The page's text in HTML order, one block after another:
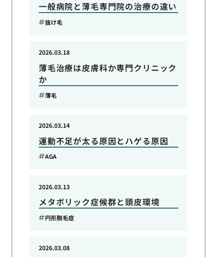
一般病院と薄毛専門院の治療の違い
抜け毛
薄毛治療は皮膚科か専門クリニック
か
2026.03.18
薄毛
運動不足が太る原因とハゲる原因
2026.03.14
AGA
メタボリック症候群と頭皮環境
2026.03.13
円形脱毛症
2026.03.08